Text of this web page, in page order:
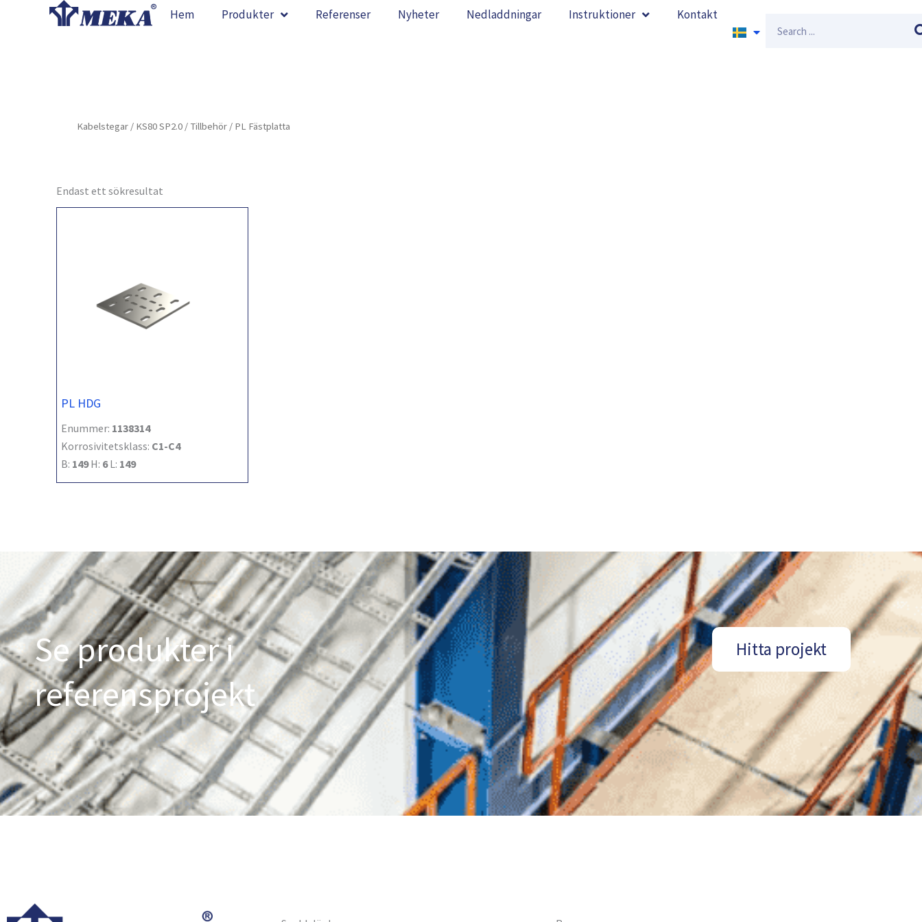
Hem Produkter Referenser Nyheter Nedladdningar Instruktioner Kontakt
Kabelstegar / KS80 SP2.0 / Tillbehör / PL Fästplatta
Endast ett sökresultat
PL HDG
Enummer: 1138314
Korrosivitetsklass: C1-C4
B: 149H: 6L: 149
Se produkter i
referensprojekt
Hitta projekt